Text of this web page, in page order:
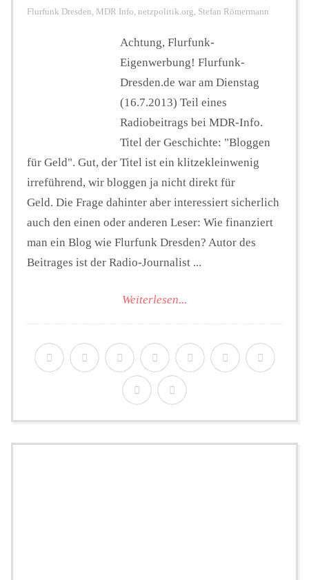
Flurfunk Dresden, MDR Info, netzpolitik.org, Stefan Römermann
Achtung, Flurfunk-
Eigenwerbung! Flurfunk-
Dresden.de war am Dienstag
(16.7.2013) Teil eines
Radiobeitrags bei MDR-Info.
Titel der Geschichte: "Bloggen
für Geld". Gut, der Titel ist ein klitzekleinwenig
irreführend, wir bloggen ja nicht direkt für
Geld. Die Frage dahinter aber interessiert sicherlich
auch den einen oder anderen Leser: Wie finanziert
man ein Blog wie Flurfunk Dresden? Autor des
Beitrages ist der Radio-Journalist ...
Weiterlesen...